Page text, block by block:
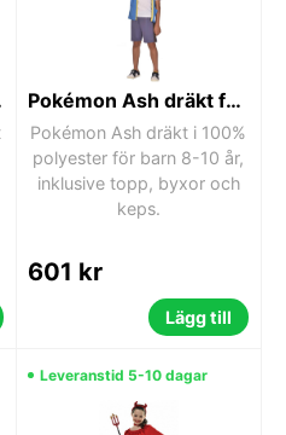
år Pokémon Ash dräkt för 8-10 år
Pokémon Ash dräkt i 100%
polyester för barn 8-10 år,
inklusive topp, byxor och
keps.
601 kr
Lägg till
Leveranstid 5-10 dagar